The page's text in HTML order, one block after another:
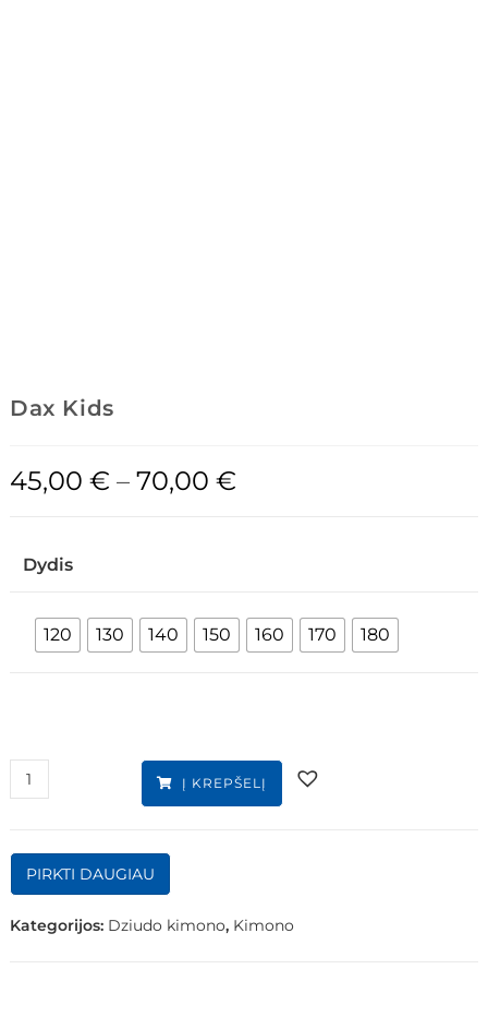
Dax Kids
45,00 € – 70,00 €
Dydis
120 130 140 150 160 170 180
Į KREPŠELĮ
PIRKTI DAUGIAU
Kategorijos: Dziudo kimono, Kimono